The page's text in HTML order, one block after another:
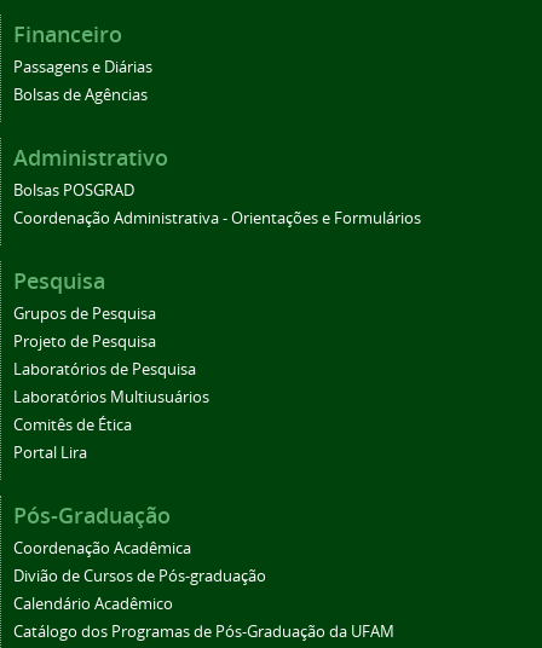
Financeiro
Passagens e Diárias
Bolsas de Agências
Administrativo
Bolsas POSGRAD
Coordenação Administrativa - Orientações e Formulários
Pesquisa
Grupos de Pesquisa
Projeto de Pesquisa
Laboratórios de Pesquisa
Laboratórios Multiusuários
Comitês de Ética
Portal Lira
Pós-Graduação
Coordenação Acadêmica
Divião de Cursos de Pós-graduação
Calendário Acadêmico
Catálogo dos Programas de Pós-Graduação da UFAM